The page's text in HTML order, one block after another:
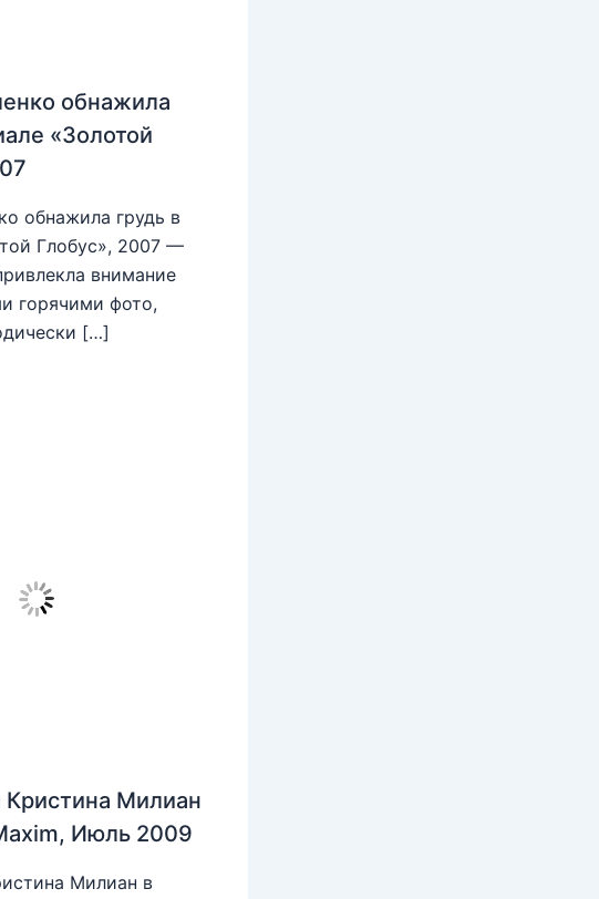
обнажила
«Золотой
обнажила грудь в
Глобус», 2007 —
внимание
горячими фото,
[…]
Кристина Милиан
Июль 2009
Милиан в